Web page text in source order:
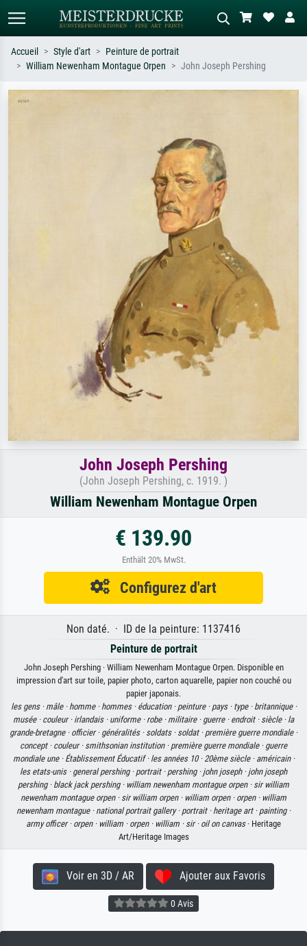
Recherchez par artiste, titre ou style –
Accueil Style d'art
Peinture de portrait
William Newenham Montague Orpen
John Joseph Pershing
John Joseph Pershing
(John Joseph Pershing, c. 1919. )
William Newenham Montague Orpen
€ 139.90
Enthält 20% MwSt.
Configurez d'art
Non daté. · ID de la peinture: 1137416
Peinture de portrait
John Joseph Pershing · William Newenham Montague Orpen. Disponible en
impression d'art sur toile, papier photo, carton aquarelle, papier non couché ou
papier japonais.
les gens · mâle · homme · hommes · éducation · peinture · pays · type · britannique ·
musée · couleur · irlandais · uniforme · robe · militaire · guerre · endroit · siècle · la
grande-bretagne · officier · généralités · soldats · soldat · première guerre mondiale ·
concept · couleur · smithsonian institution · première guerre mondiale · guerre
mondiale une · Établissement Éducatif · les années 10 · 20ème siècle · américain ·
les etats-unis · general pershing · portrait · pershing · john joseph · john joseph
pershing · black jack pershing · william newenham montague orpen · sir william
newenham montague orpen · sir william orpen · william orpen · orpen · william
newenham montague · national portrait gallery · portrait · heritage art · painting ·
army officer · orpen · william · orpen · william · sir · oil on canvas· Heritage
Art/Heritage Images
Voir en 3D / AR Ajouter aux Favoris
0 Avis